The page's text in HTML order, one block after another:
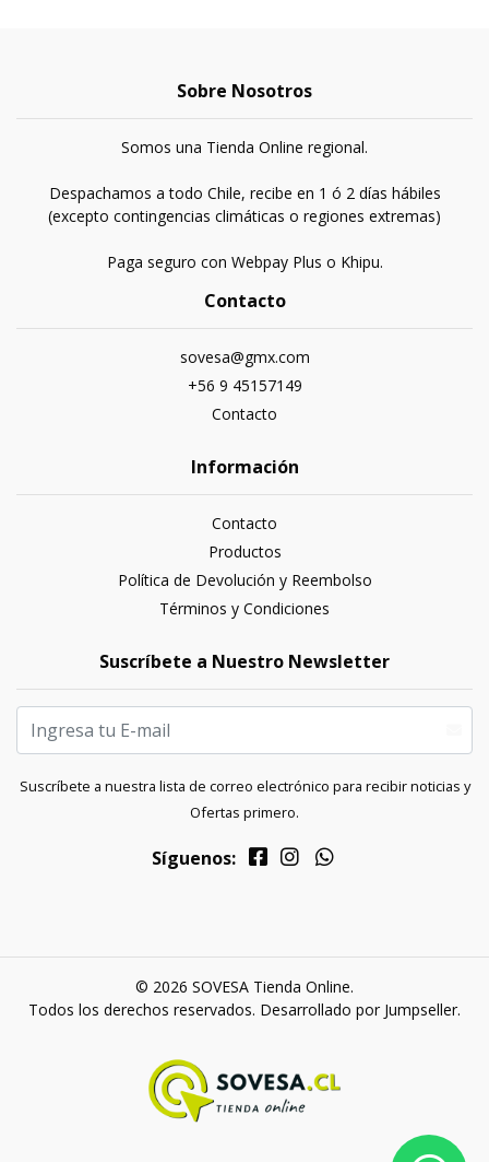
Sobre Nosotros
Somos una Tienda Online regional.
Despachamos a todo Chile, recibe en 1 ó 2 días hábiles
(excepto contingencias climáticas o regiones extremas)
Paga seguro con Webpay Plus o Khipu.
Contacto
sovesa@gmx.com
+56 9 45157149
Contacto
Información
Contacto
Productos
Política de Devolución y Reembolso
Términos y Condiciones
Suscríbete a Nuestro Newsletter
Suscríbete a nuestra lista de correo electrónico para recibir noticias y
Ofertas primero.
Síguenos:
© 2026 SOVESA Tienda Online.
Todos los derechos reservados. Desarrollado por Jumpseller.